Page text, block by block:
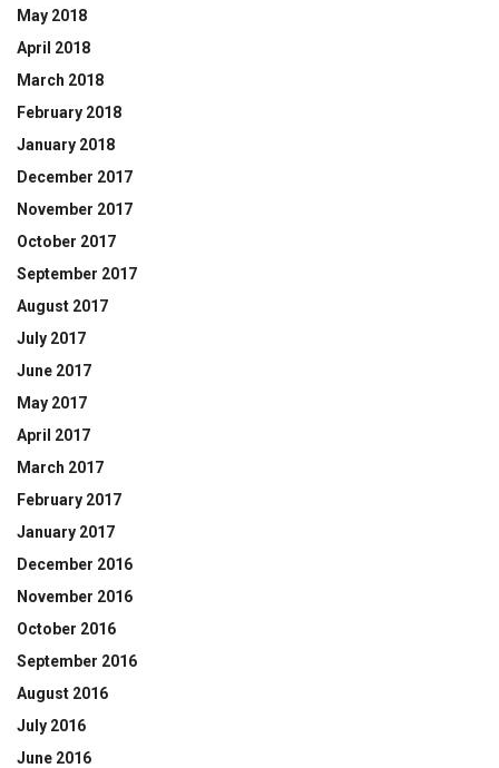
May 2018
April 2018
March 2018
February 2018
January 2018
December 2017
November 2017
October 2017
September 2017
August 2017
July 2017
June 2017
May 2017
April 2017
March 2017
February 2017
January 2017
December 2016
November 2016
October 2016
September 2016
August 2016
July 2016
June 2016